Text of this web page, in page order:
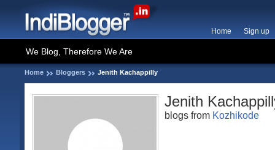
Home Sign up
We Blog, Therefore We Are
Home Bloggers Jenith Kachappilly
Jenith
blogs from Kozhikode